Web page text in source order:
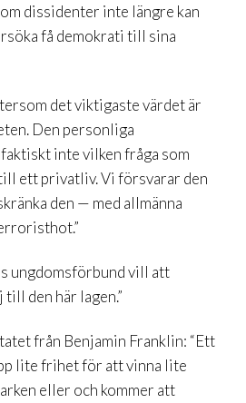
dissidenter inte längre kan
få demokrati till sina
det viktigaste värdet är
Den personliga
inte vilken fråga som
ett privatliv. Vi försvarar den
den — med allmänna
ungdomsförbund vill att
den här lagen.”
från Benjamin Franklin: “Ett
lite frihet för att vinna lite
eller och kommer att